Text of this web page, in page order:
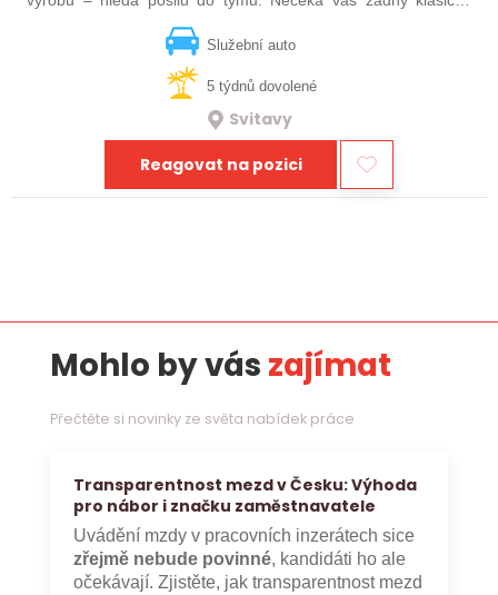
Služební auto
5 týdnů dovolené
Svitavy
Reagovat na pozici
Mohlo by vás zajímat
Přečtěte si novinky ze světa nabídek práce
Transparentnost mezd v Česku: Výhoda
pro nábor i značku zaměstnavatele
Uvádění mzdy v pracovních inzerátech sice
zřejmě nebude povinné, kandidáti ho ale
očekávají. Zjistěte, jak transparentnost mezd